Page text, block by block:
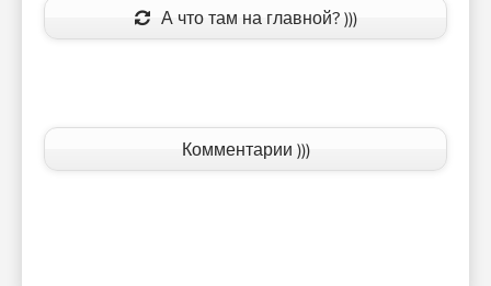
А что там на главной? )))
Комментарии )))